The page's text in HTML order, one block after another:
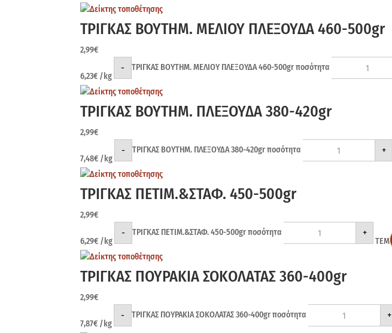
ΤΡΙΓΚΑΣ ΒΟΥΤΗΜ. ΜΕΛΙΟΥ ΠΛΕΞΟΥΔΑ 460-500gr
2,99€
6,23€ /kg
- ΤΡΙΓΚΑΣ ΒΟΥΤΗΜ. ΜΕΛΙΟΥ ΠΛΕΞΟΥΔΑ 460-500gr ποσότητα
ΤΡΙΓΚΑΣ ΒΟΥΤΗΜ. ΠΛΕΞΟΥΔΑ 380-420gr
2,99€
7,48€ /kg
- ΤΡΙΓΚΑΣ ΒΟΥΤΗΜ. ΠΛΕΞΟΥΔΑ 380-420gr ποσότητα +
ΤΡΙΓΚΑΣ ΠΕΤΙΜ.&ΣΤΑΦ. 450-500gr
2,99€
6,29€ /kg
- ΤΡΙΓΚΑΣ ΠΕΤΙΜ.&ΣΤΑΦ. 450-500gr ποσότητα +
ΤΕΜ
ΤΡΙΓΚΑΣ ΠΟΥΡΑΚΙΑ ΣΟΚΟΛΑΤΑΣ 360-400gr
2,99€
7,87€ /kg
- ΤΡΙΓΚΑΣ ΠΟΥΡΑΚΙΑ ΣΟΚΟΛΑΤΑΣ 360-400gr ποσότητα +